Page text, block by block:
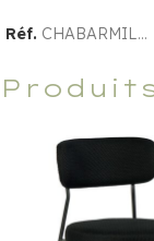
Réf. CHABARMIL...